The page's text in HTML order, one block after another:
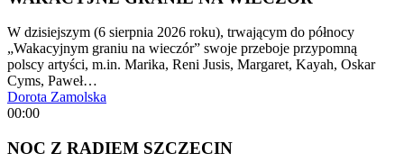
W dzisiejszym (6 sierpnia 2026 roku), trwającym do północy
„Wakacyjnym graniu na wieczór” swoje przeboje przypomną
polscy artyści, m.in. Marika, Reni Jusis, Margaret, Kayah, Oskar
Cyms, Paweł…
Dorota Zamolska
00:00
NOC Z RADIEM SZCZECIN